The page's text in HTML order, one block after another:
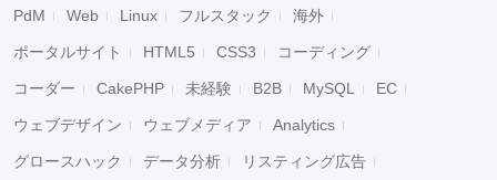
PdM Web Linux フルスタック 海外
ポータルサイト HTML5 CSS3 コーディング
コーダー CakePHP 未経験 B2B MySQL EC
ウェブデザイン ウェブメディア Analytics
グロースハック データ分析 リスティング広告